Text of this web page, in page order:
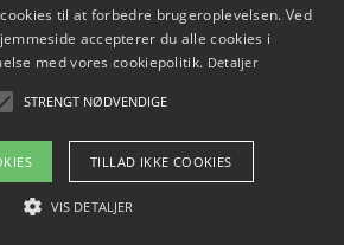
inden for genbrug af elektronik
2026 - Pilanto Aps
til at forbedre brugeroplevelsen. Ved
accepterer du alle cookies i
med vores cookiepolitik. Detaljer
STRENGT NØDVENDIGE
TILLAD IKKE COOKIES
VIS DETALJER